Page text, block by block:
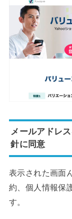
メールアドレ
針に同意
表示された画面
約、個人情報保
す。